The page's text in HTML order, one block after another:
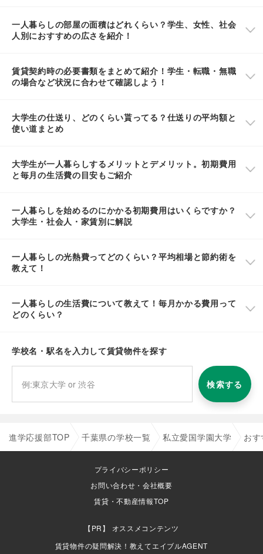
一人暮らしの部屋の面積はどれくらい？学生、女性、社会
人別におすすめの広さを紹介！
賃貸契約時の必要書類をまとめて紹介！学生・転職・無職
の場合など状況に合わせて確認しよう！
大学生の仕送り、どのくらい貰ってる？仕送りの平均額と
使い道まとめ
大学生が一人暮らしするメリットとデメリット。初期費用
と毎月の生活費の目安もご紹介
一人暮らしを始めるのにかかる初期費用はいくらですか？
大学生・社会人・家賃別に解説
一人暮らしの光熱費ってどのくらい？平均相場と節約術を
教えて！
一人暮らしの生活費について教えて！毎月かかる費用って
どのくらい？
学校名・駅名を入力して賃貸物件を探す
検索する
進学応援部TOP 千葉県の学校一覧 私立愛国学園大学 お
プライバシーポリシー
お問い合わせ・会社概要
賃貸・不動産情報TOP
オススメコンテンツ
賃貸物件の疑問解決！教えてエイブルAGENT